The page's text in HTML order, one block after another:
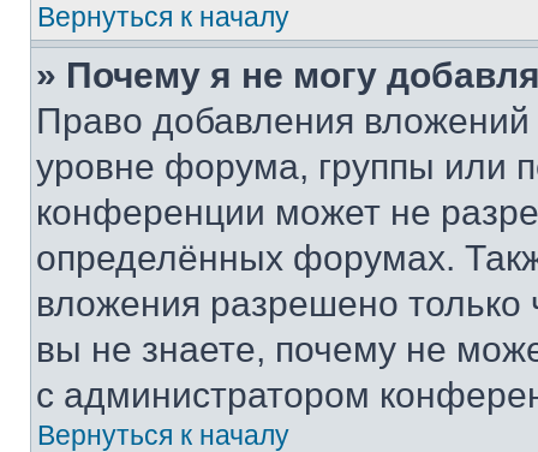
Вернуться к началу
» Почему я не могу
Право добавления
уровне форума, группы или
конференции может не
определённых форумах.
вложения разрешено
вы не знаете, почему не
с администратором
Вернуться к началу